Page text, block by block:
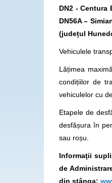
DN2 - Centura
DN56A –
(județul
Vehiculele
Lățimea
condițiilor de
vehiculelor cu
Etapele de
desfășura în
sau roșu.
Informaţii
de
din stânga: